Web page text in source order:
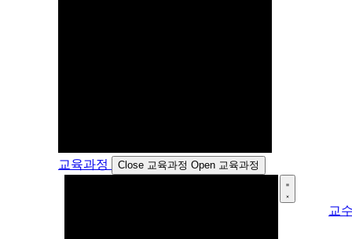
교육과정 Close 교육과정 Open 교육과정
교